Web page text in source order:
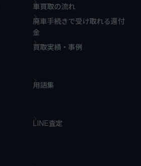
車買取の流れ
廃車手続きで受け取れる還付
金
買取実績・事例
用語集
LINE査定